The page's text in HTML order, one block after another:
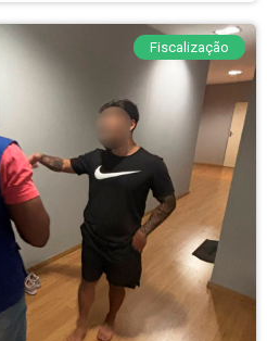
Fiscalização